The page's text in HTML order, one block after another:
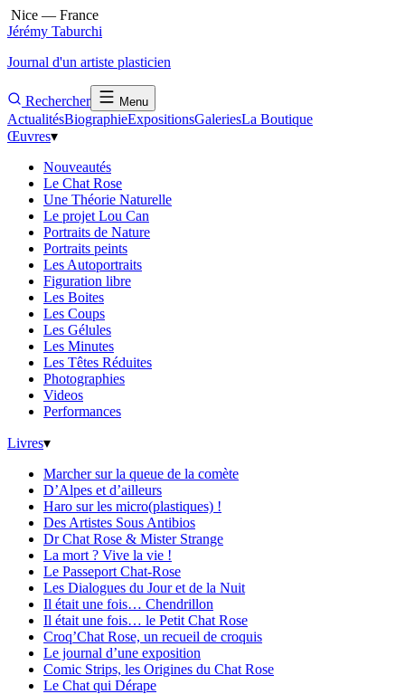
Nice — France
Jérémy Taburchi
Journal d'un artiste plasticien
Rechercher Menu
ActualitésBiographieExpositionsGaleriesLa Boutique
Œuvres▾
Nouveautés
Le Chat Rose
Une Théorie Naturelle
Le projet Lou Can
Portraits de Nature
Portraits peints
Les Autoportraits
Figuration libre
Les Boites
Les Coups
Les Gélules
Les Minutes
Les Têtes Réduites
Photographies
Videos
Performances
Livres▾
Marcher sur la queue de la comète
D’Alpes et d’ailleurs
Haro sur les micro(plastiques) !
Des Artistes Sous Antibios
Dr Chat Rose & Mister Strange
La mort ? Vive la vie !
Le Passeport Chat-Rose
Les Dialogues du Jour et de la Nuit
Il était une fois… Chendrillon
Il était une fois… le Petit Chat Rose
Croq’Chat Rose, un recueil de croquis
Le journal d’une exposition
Comic Strips, les Origines du Chat Rose
Le Chat qui Dérape